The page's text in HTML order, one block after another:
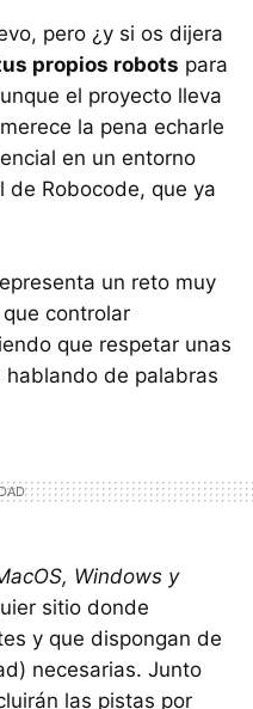
pero ¿y si os dijera
propios robots para
el proyecto lleva
la pena echarle
en un entorno
de Robocode, que ya
un reto muy
controlar
que respetar unas
hablando de palabras
Windows y
sitio donde
y que dispongan de
necesarias. Junto
las pistas por